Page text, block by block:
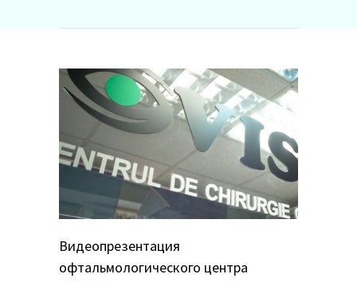
Видеопрезентация
офтальмологического центра